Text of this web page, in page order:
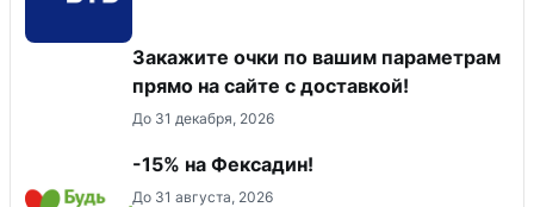
Закажите очки по вашим параметрам
прямо на сайте с доставкой!
До 31 декабря, 2026
-15% на Фексадин!
До 31 августа, 2026